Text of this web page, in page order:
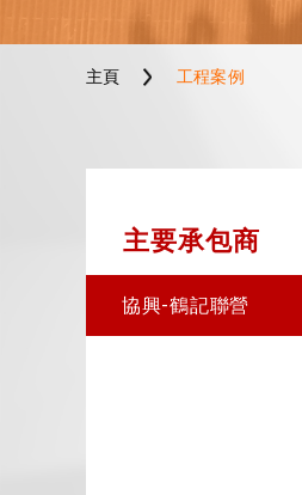
主頁 工程案例
主要承包商
協興-鶴記聯營